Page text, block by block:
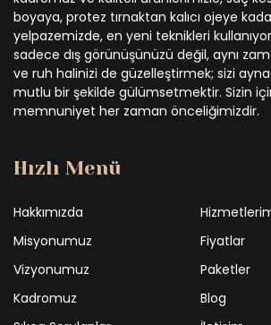
boyaya, protez tırnaktan kalıcı ojeye
yelpazemizde, en yeni teknikleri
sadece dış görünüşünüzü değil, aynı
ve ruh halinizi de güzelleştirmek; sizi
mutlu bir şekilde gülümsetmektir. Sizin
memnuniyet her zaman önceliğimizdir.
Hızlı Menü
Hakkımızda
Misyonumuz
Fiyatlar
Vizyonumuz
Paketler
Kadromuz
Blog